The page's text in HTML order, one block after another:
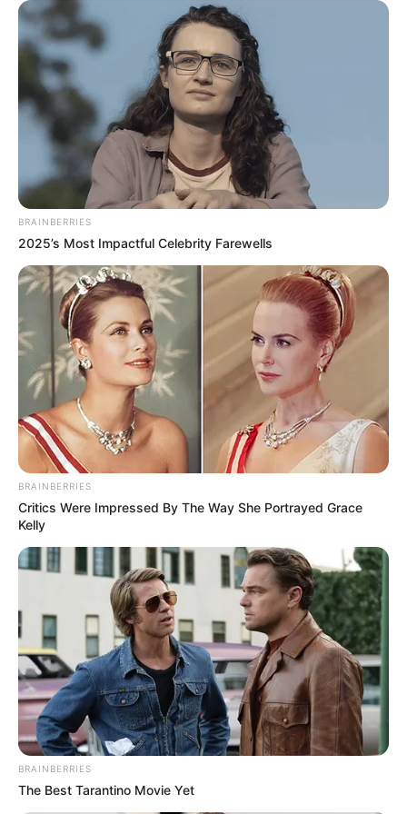
archäologische Funde aus der Stein- und Bronzezeit
gemacht. Außerdem stand hier um 1200 die Burg
Lilienstein, von der noch einige Mauerreste künden.
Auswahl von Veranstaltungen in Bad
Schandau und Umgebung:
Verkaufsausstellung: sommerfrisch und
lichtverwöhnt | KUNSTAUSSTELLUNG KÜHL |
geöffnet Mi-Fr 11-18 + Sa 11-19 Uhr | Dresden |
Nordstr. 5 | bis 5. September 2026
A. Balden-Wolff | L. Beck | S. Berndt | P. Bley l R.
Birnstengel | M. Chepisheva | H. Christoph | K.
Dennhardt | T. Ettl | C. Felixmüller | K. O. Götz | E.
Hassebrauk | G. Hein | E. Hering | I. Hauptmann | E.
Heckel &v...mehr
Stadt/Ort: Dresden
Beginn: 25.06.2026 00:00 Uhr
Eintrittspreis: freier Eintritt
Weitere Informationen:
www.kunstausstellung-kuehl.
Internationales Dixieland Festival Dresden
Das Internationale Dixieland Festival Dresden findet
jährlich in der zweiten Maiwoche von Sonntag zu
Sonntag in zahlreichen Clubs, Gaststätten und auf
Bühnen statt. Höhenpunkte sind die große Dixie-
BRAINBERRIES
2025’s Most Impactful Celebrity Farewells
BRAINBERRIES
Critics Were Impressed By The Way She Portrayed Grace
Kelly
BRAINBERRIES
The Best Tarantino Movie Yet